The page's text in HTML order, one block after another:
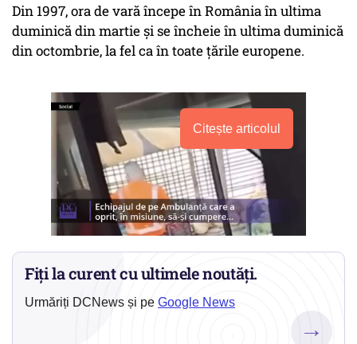
Din 1997, ora de vară începe în România în ultima
duminică din martie şi se încheie în ultima duminică
din octombrie, la fel ca în toate ţările europene.
Citește articolul
Fiți la curent cu ultimele noutăți.
Urmăriți DCNews și pe Google News
→